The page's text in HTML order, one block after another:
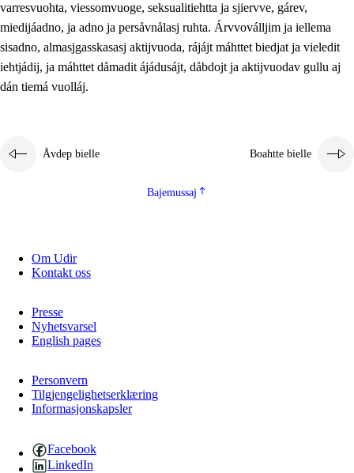
2.3 Vuodulasj tjehpudagá
2.4 Oahppat oahppat
Doaresfágalasj tiemá
2.5.2 Demokratijja ja guojmmeviesátvuohta
Guoddelis åvddånibme
varresvuohta, viessomvuoge, seksualitiehtta ja sjiervve, gárev,
miedijáadno, ja adno ja persåvnålasj ruhta. Árvvoválljim ja iellema
sisadno, almasjgasskasasj aktijvuoda, rájájt máhttet biedjat ja vieledit
iehtjádij, ja máhttet dåmadit ájádusájt, dåbdojt ja aktijvuodav gullu aj
dán tiemá vuolláj.
Åvdep bielle Boahtte bielle
Bajemussaj
Om Udir
Kontakt oss
Presse
Nyhetsvarsel
English pages
Personvern
Tilgjengelighetserklæring
Informasjonskapsler
Facebook
LinkedIn